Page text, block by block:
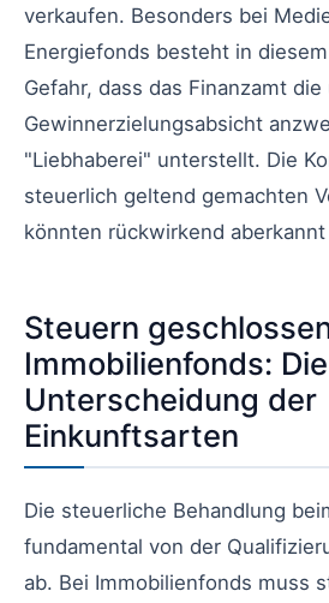
verkaufen. Besonders bei
Energiefonds besteht in
Gefahr, dass das Finanzamt
Gewinnerzielungsabsicht
"Liebhaberei" unterstellt. Die
steuerlich geltend gemachten
könnten rückwirkend
Steuern
Immobilienfonds: Die
Unterscheidung der
Einkunftsarten
Die steuerliche Behandlung
fundamental von der
ab. Bei Immobilienfonds muss